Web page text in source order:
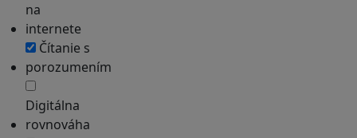
na
internete
Čítanie s
porozumením
Digitálna
rovnováha